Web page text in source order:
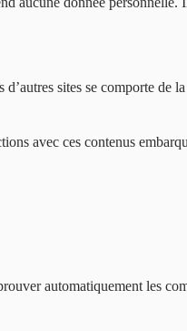
sites se comporte de
avec ces contenus
automatiquement les